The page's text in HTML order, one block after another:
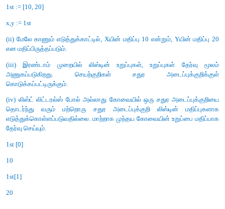
அனைத்து வினாக்களுக்கும் விடையளி (3
1. கான்கிரிட் தரவு வகை மற்றும் அருவமாக்கம் தரவு வகை
விடை. கான்கிரிட் தரவு
கான்கீரிட் தரவு வகை (CDT's) அல்லது ஸ்டக்சர்ஸ்
செயல்படுத்த உதவுகிறது.
அருவமாக்கம்
அருவமாக்கம் தரவு வகை (ADT's) ஒரு கருத்து எவ்வாறு
பயன்பாடு) வழங்குகிறது.
2. நிரல் வடிவமைப்பில் பின்பற்றப்படும் யுக்தி எது? யுக்தியை